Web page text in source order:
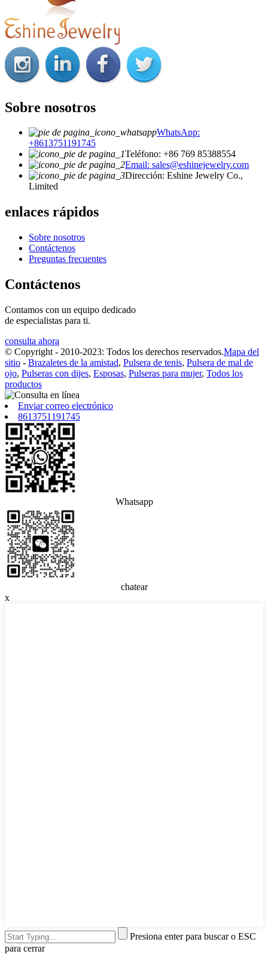
Sobre nosotros
WhatsApp:
+8613751191745
Teléfono: +86 769 85388554
Email: sales@eshinejewelry.com
Dirección: Eshine Jewelry Co.,
Limited
enlaces rápidos
Sobre nosotros
Contáctenos
Preguntas frecuentes
Contáctenos
Contamos con un equipo dedicado
de especialistas para ti.
consulta ahora
© Copyright - 2010-2023: Todos los derechos reservados.Mapa del
sitio - Brazaletes de la amistad, Pulsera de tenis, Pulsera de mal de
ojo, Pulseras con dijes, Esposas, Pulseras para mujer, Todos los
productos
Enviar correo electrónico
8613751191745
Whatsapp
chatear
x
Presiona enter para buscar o ESC
para cerrar